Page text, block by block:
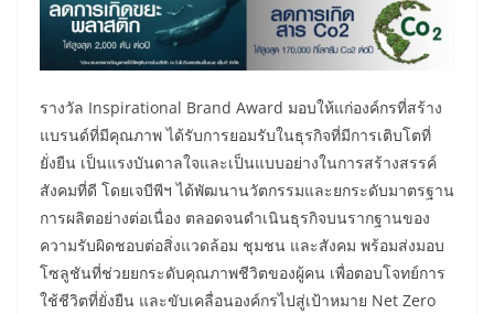
รางวัล Inspirational Brand Award มอบให้แก่องค์กรที่สร้าง
แบรนด์ที่มีคุณภาพ ได้รับการยอมรับในธุรกิจที่มีการเติบโตที่
ยั่งยืน เป็นแรงบันดาลใจและเป็นแบบอย่างในการสร้างสรรค์
สังคมที่ดี โดยเจบีพีฯ ได้พัฒนานวัตกรรมและยกระดับมาตรฐาน
การผลิตอย่างต่อเนื่อง ตลอดจนดำเนินธุรกิจบนรากฐานของ
ความรับผิดชอบต่อสิ่งแวดล้อม ชุมชน และสังคม พร้อมส่งมอบ
โซลูชันที่ช่วยยกระดับคุณภาพชีวิตของผู้คน เพื่อตอบโจทย์การ
ใช้ชีวิตที่ยั่งยืน และขับเคลื่อนองค์กรไปสู่เป้าหมาย Net Zero